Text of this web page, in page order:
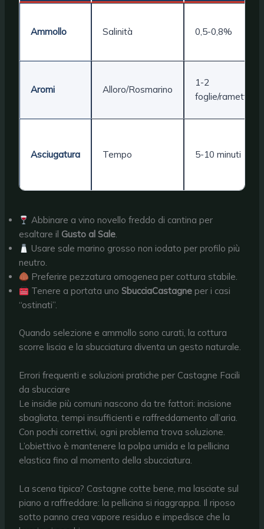
Ammollo Salinità 0,5-0,8%
Aromi Alloro/Rosmarino
1-2
foglie/rametto
Asciugatura Tempo 5-10 minuti
Abbinare a vino novello freddo di cantina per
esaltare il Gusto al Sale.
Usare sale marino grosso non iodato per profilo più
neutro.
Preferire pezzatura omogenea per cottura stabile.
Tenere a portata unoSbucciaCastagne per i casi
“ostinati”.
Quando selezione e ammollo sono curati, la cottura
scorre liscia e la sbucciatura diventa un gesto naturale.
Errori frequenti e soluzioni pratiche per Castagne Facili
da sbucciare
Le insidie più comuni nascono da tre fattori: incisione
sbagliata, tempi insufficienti e raffreddamento all’aria.
Con pochi correttivi, ogni problema trova soluzione.
L’obiettivo è mantenere la polpa umida e la pellicina
elastica fino al momento della sbucciatura.
La scena tipica? Castagne cotte bene, ma lasciate sul
piano a raffreddare: la pellicina si riaggrappa. Il riposo
sotto panno crea vapore residuo e impedisce che la